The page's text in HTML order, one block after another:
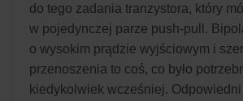
do tego zadania tranzystora, który
w pojedynczej parze push-pull.
o wysokim prądzie wyjściowym i
przenoszenia to coś, co było
kiedykolwiek wcześniej.